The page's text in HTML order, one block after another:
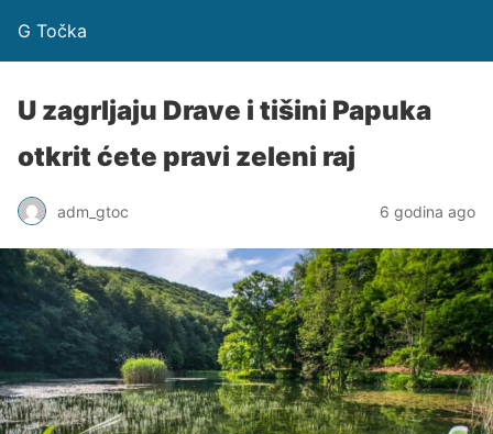
G Točka
U zagrljaju Drave i tišini Papuka
otkrit ćete pravi zeleni raj
adm_gtoc 6 godina ago